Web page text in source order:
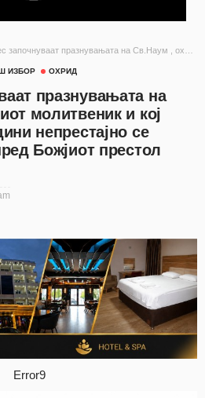
на Св.Наум , охридскиот молитвеник и кој повеќе од 1100 години непрестајно се застапува за нас пред Божјиот престол
ИЗБОР ОХРИД
празнувањата на
молитвеник и кој
непрестајно се
Божјиот престол
Error9